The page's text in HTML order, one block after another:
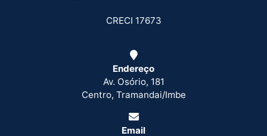
CRECI 17673
Endereço
Av. Osório, 181
Centro, Tramandai/Imbe
Email